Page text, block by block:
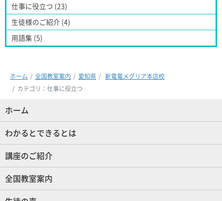
仕事に役立つ (23)
生徒様のご紹介 (4)
用語集 (5)
ホーム 全国教室案内 愛知県
新電電メグリア本店校
カテゴリ：仕事に役立つ
ホーム
わかるとできるとは
講座のご紹介
全国教室案内